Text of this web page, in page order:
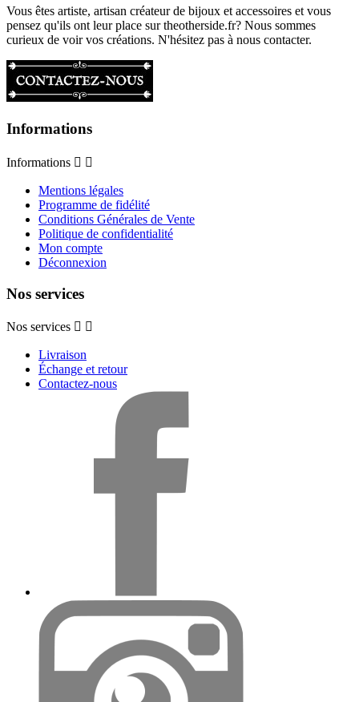
Vous êtes artiste, artisan créateur de bijoux et accessoires et vous
pensez qu'ils ont leur place sur theotherside.fr? Nous sommes
curieux de voir vos créations. N'hésitez pas à nous contacter.
Informations
Informations  
Mentions légales
Programme de fidélité
Conditions Générales de Vente
Politique de confidentialité
Mon compte
Déconnexion
Nos services
Nos services  
Livraison
Échange et retour
Contactez-nous